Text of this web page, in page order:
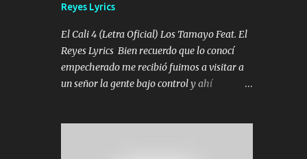
Tomense un buen trago Y así es como
empezamos los versos que voy cantando
(Music) A vido alta y bajas La carreta se
atora Pero nunca le aflojamos Ya me han
pasado cosas Y aunque ustedes no sepan
es...
Reyes Lyrics
El Cali 4 (Letra Oficial) Los Tamayo Feat. El
Reyes Lyrics Bien recuerdo que lo conocí
empecherado me recibió fuimos a visitar a
un señor la gente bajo control y ahí